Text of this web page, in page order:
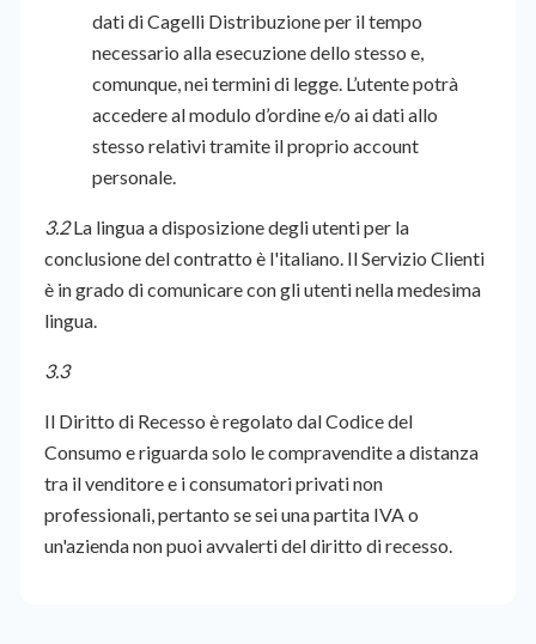
dati di Cagelli Distribuzione per il tempo
necessario alla esecuzione dello stesso e,
comunque, nei termini di legge. L’utente potrà
accedere al modulo d’ordine e/o ai dati allo
stesso relativi tramite il proprio account
personale.
3.2La lingua a disposizione degli utenti per la
conclusione del contratto è l'italiano. Il Servizio Clienti
è in grado di comunicare con gli utenti nella medesima
lingua.
3.3
Il Diritto di Recesso è regolato dal Codice del
Consumo e riguarda solo le compravendite a distanza
tra il venditore e i consumatori privati non
professionali, pertanto se sei una partita IVA o
un'azienda non puoi avvalerti del diritto di recesso.